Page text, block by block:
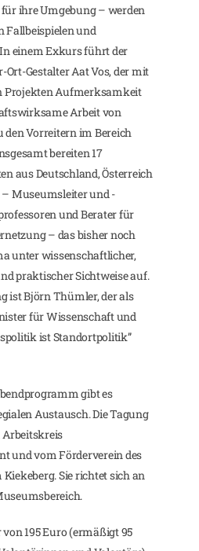
ihre Umgebung – werden
Fallbeispielen und
einem Exkurs führt der
Gestalter Aat Vos, der mit
Projekten Aufmerksamkeit
Arbeit von
den Vorreitern im Bereich
bereiten 17
aus Deutschland, Österreich
Museumsleiter und -
und Berater für
– das bisher noch
unter wissenschaftlicher,
praktischer Sichtweise auf.
ist Björn Thümler, der als
für Wissenschaft und
ist Standortpolitik”
gibt es
Austausch. Die Tagung
und vom Förderverein des
Sie richtet sich an
195 Euro (ermäßigt 95